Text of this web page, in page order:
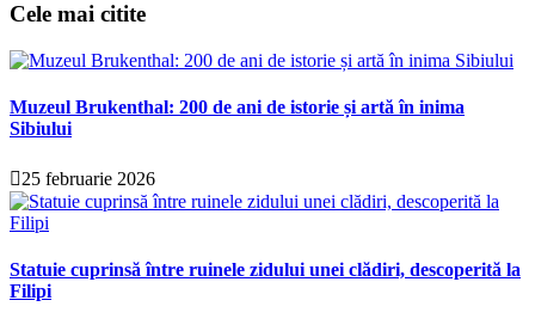
Cele mai citite
Muzeul Brukenthal: 200 de ani de istorie și artă în inima
Sibiului
25 februarie 2026
Statuie cuprinsă între ruinele zidului unei clădiri, descoperită la
Filipi